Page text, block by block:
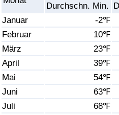
Durchschn. Min.
Januar
-2℉
Februar
10℉
März
23℉
April
39℉
Mai
54℉
Juni
63℉
Juli
68℉
Lebenshaltungskosten-Index
in Akaba
Immobilienpreis-Index nach
Lebensqualitätsindex nach
Kriminalität
Kriminalitäts-Index (aktuell)
Kriminalitäts-Index